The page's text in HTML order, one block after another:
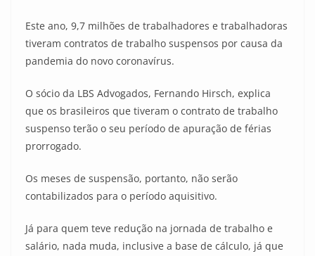
Este ano, 9,7 milhões de trabalhadores e trabalhadoras
tiveram contratos de trabalho suspensos por causa da
pandemia do novo coronavírus.
O sócio da LBS Advogados, Fernando Hirsch, explica
que os brasileiros que tiveram o contrato de trabalho
suspenso terão o seu período de apuração de férias
prorrogado.
Os meses de suspensão, portanto, não serão
contabilizados para o período aquisitivo.
Já para quem teve redução na jornada de trabalho e
salário, nada muda, inclusive a base de cálculo, já que